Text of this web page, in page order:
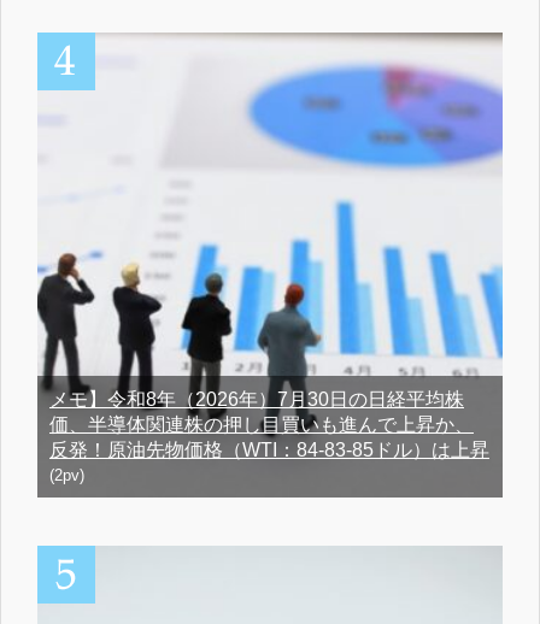
メモ】令和8年（2026年）7月30日の日経平均株
価、半導体関連株の押し目買いも進んで上昇か、
反発！原油先物価格（WTI：84-83-85ドル）は上昇
(2pv)